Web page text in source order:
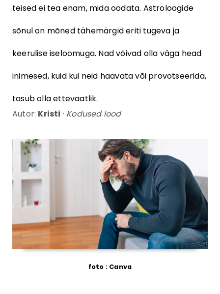
teised ei tea enam, mida oodata. Astroloogide
sõnul on mõned tähemärgid eriti tugeva ja
keerulise iseloomuga. Nad võivad olla väga head
inimesed, kuid kui neid haavata või provotseerida,
tasub olla ettevaatlik.
Autor: Kristi · Kodused lood
foto : Canva